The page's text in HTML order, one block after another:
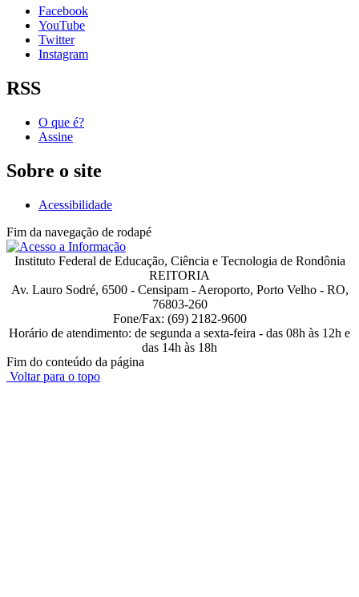
Facebook
YouTube
Twitter
Instagram
RSS
O que é?
Assine
Sobre o site
Acessibilidade
Fim da navegação de rodapé
Instituto Federal de Educação, Ciência e Tecnologia de Rondônia
REITORIA
Av. Lauro Sodré, 6500 - Censipam - Aeroporto, Porto Velho - RO,
76803-260
Fone/Fax: (69) 2182-9600
Horário de atendimento: de segunda a sexta-feira - das 08h às 12h e
das 14h às 18h
Fim do conteúdo da página
Voltar para o topo